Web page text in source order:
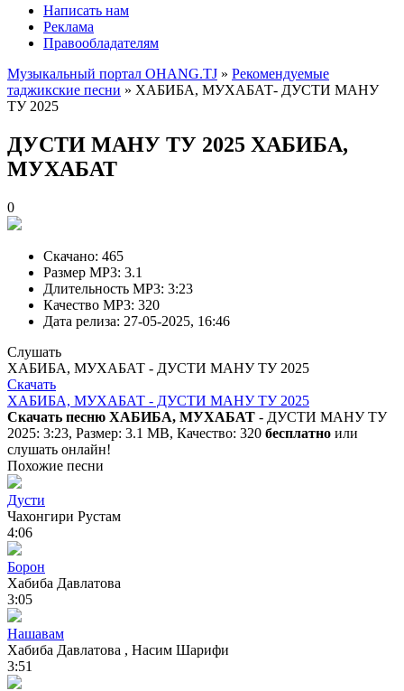
Написать нам
Реклама
Правообладателям
Музыкальный портал OHANG.TJ » Рекомендуемые
таджикские песни » ХАБИБА, МУХАБАТ- ДУСТИ МАНУ
ТУ 2025
ДУСТИ МАНУ ТУ 2025 ХАБИБА,
МУХАБАТ
0
Скачано: 465
Размер MP3: 3.1
Длительность MP3: 3:23
Качество MP3: 320
Дата релиза: 27-05-2025, 16:46
Слушать
ХАБИБА, МУХАБАТ - ДУСТИ МАНУ ТУ 2025
Скачать
ХАБИБА, МУХАБАТ - ДУСТИ МАНУ ТУ 2025
Скачать песню ХАБИБА, МУХАБАТ - ДУСТИ МАНУ ТУ
2025: 3:23, Размер: 3.1 MB, Качество: 320 бесплатно или
слушать онлайн!
Похожие песни
Дусти
Чахонгири Рустам
4:06
Борон
Хабиба Давлатова
3:05
Нашавам
Хабиба Давлатова , Насим Шарифи
3:51